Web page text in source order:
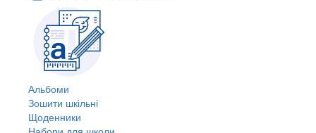
Альбоми
Зошити шкільні
Щоденники